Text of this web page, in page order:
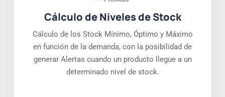
Cálculo de Niveles de Stock
Cálculo de los Stock Mínimo, Óptimo y Máximo
en función de la demanda, con la posibilidad de
generar Alertas cuando un producto llegue a un
determinado nivel de stock.